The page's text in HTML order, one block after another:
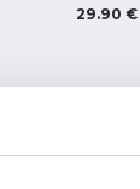
29.90 €